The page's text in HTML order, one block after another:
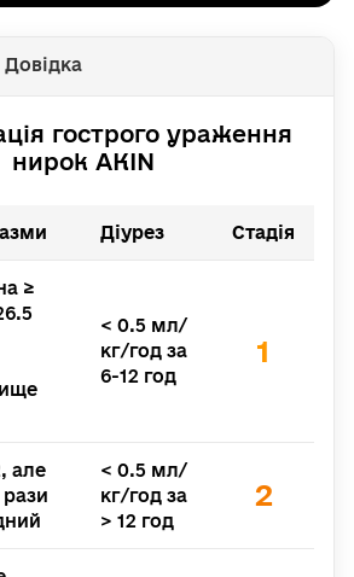
Довідка
гострого ураження
нирок AKIN
Діурез Стадія
≥
< 0.5 мл/
кг/год за
6-12 год
1
але
< 0.5 мл/
кг/год за
> 12 год
2